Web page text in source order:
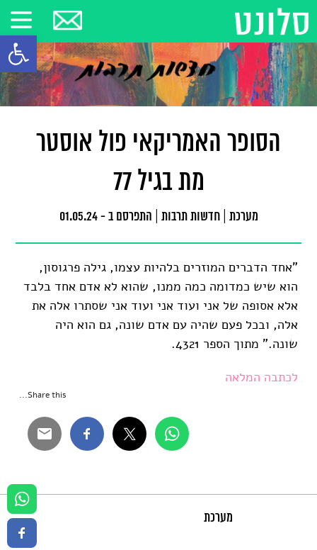
פתח
הסופר האמריקאי פול אוסטר
מת בגיל 77
מערכת |חדשות תרבות התפרסם ב - 01.05.24
"אחד הדברים המוזרים בלהיות עצמו, גילה פרגוסון,
הוא שיש כמדומה כמה ממנו, שהוא לא אדם אחד בלבד
אלא אסופה של אני ועוד אני ועוד אני שסתרו אלה את
אלה, ובכל פעם שהיה עם אדם שונה, גם הוא היה
שונה." מתוך הספר 4321.
לכתבה המלאה
Share this...
מערכת